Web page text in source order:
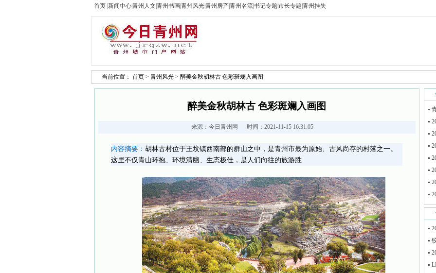
首页 新闻中心青州人文 青州书画青州风光青州房产青州名流书记专题 市长专题 青州挂失
当前位置： 首页 > 青州风光 > 醉美金秋胡林古 色彩斑斓入画图
醉美金秋胡林古 色彩斑斓入画图
来源： 今日青州网 时间：2021-11-15 16:31:05
内容摘要： 胡林古村位于王坟镇西南部的群山之中，是青州市最为原始、古风尚存的村落之一。
这里不仅青山环抱、环境清幽、生态极佳，是人们向往的旅游胜